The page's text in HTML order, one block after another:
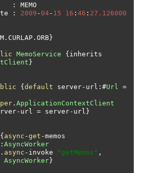
:
: 2009 - 04- 15 16 : 46 : 27.126000
. CURLAP . ORB}
MemoService {
}
{default server- url :#Url
=
. ApplicationContextClient
- url = server- url }
{async -get -
AsyncWorker
. async - invoke "getMemos" ,
AsyncWorker}